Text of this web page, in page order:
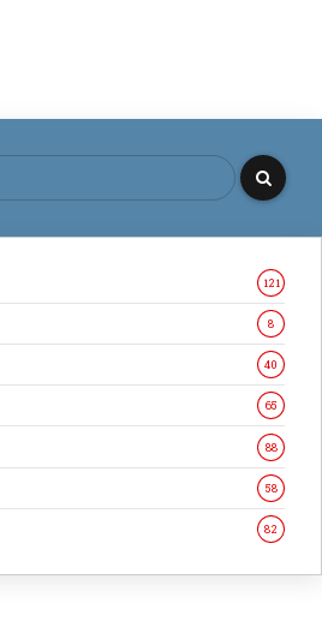
121
8
40
65
88
58
82